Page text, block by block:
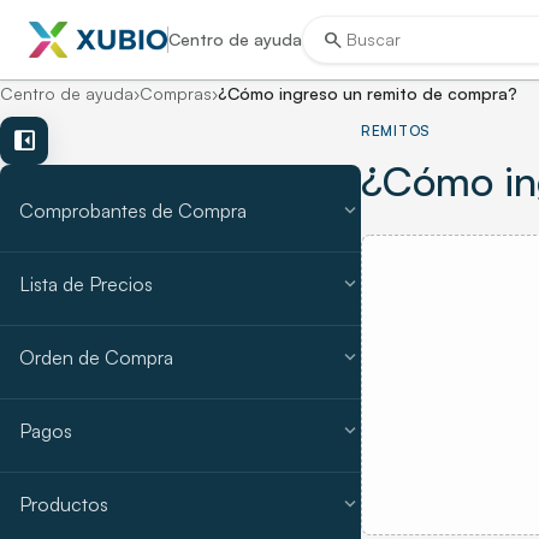
Centro de ayuda search
Centro de ayuda›Compras›¿Cómo ingreso un remito de compra?
left_panel_close
Comprobantes de Compra expand_more
Lista de Precios expand_more
Orden de Compra expand_more
Pagos expand_more
Productos expand_more
REMITOS
¿Cómo